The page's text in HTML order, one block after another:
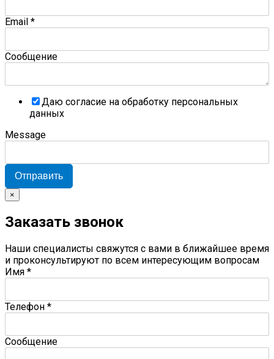
Email *
Сообщение
Даю согласие на обработку персональных
данных
Message
Отправить
×
Заказать звонок
Наши специалисты свяжутся с вами в ближайшее время
и проконсультируют по всем интересующим вопросам
Имя *
Телефон *
Сообщение